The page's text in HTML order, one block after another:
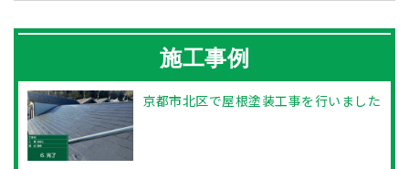
施工事例
京都市北区で屋根塗装工事を行いました